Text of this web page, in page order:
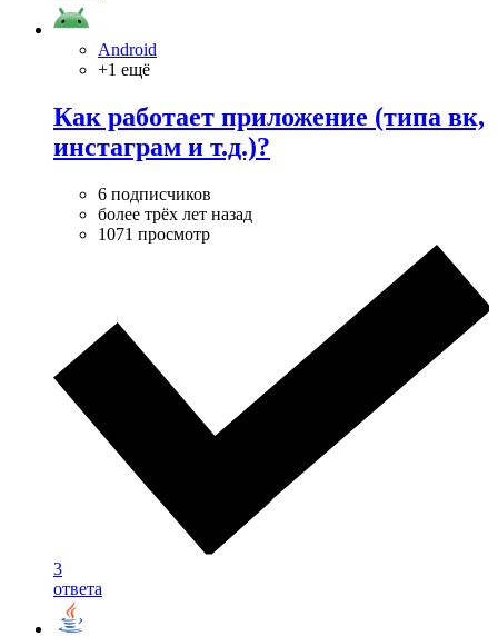
Android
+1 ещё
Как работает приложение (типа вк,
инстаграм и т.д.)?
6 подписчиков
более трёх лет назад
1071 просмотр
3
ответа